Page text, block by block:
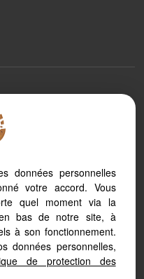
données personnelles
votre accord. Vous
quel moment via la
bas de notre site, à
à son fonctionnement.
données personnelles,
de protection des